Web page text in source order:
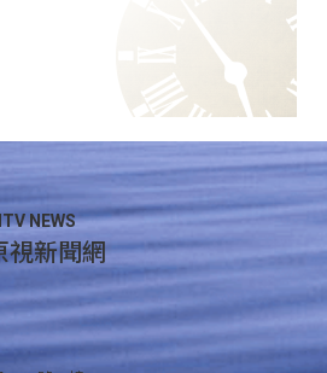
NEWS
視新聞網